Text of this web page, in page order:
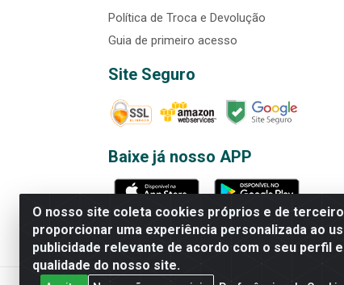
O nosso site coleta cookies próprios e de
proporcionar uma experiência personalizada ao
publicidade relevante de acordo com o seu perfil
qualidade do nosso site.
Política de Troca e Devolução
Guia de primeiro acesso
Site Seguro
Baixe já nosso APP
Rede Brasil - Avenida